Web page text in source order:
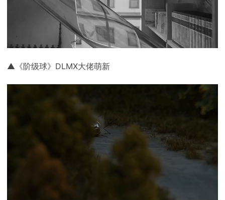
▲《阶级球》DLMX大佬萌新